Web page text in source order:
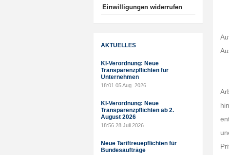
Einwilligungen widerrufen
AKTUELLES
KI-Verordnung: Neue
Transparenzpflichten für
Unternehmen
18:01 05 Aug. 2026
KI-Verordnung: Neue
Transparenzpflichten ab 2.
August 2026
18:56 28 Juli 2026
Neue Tariftreuepflichten für
Bundesaufträge